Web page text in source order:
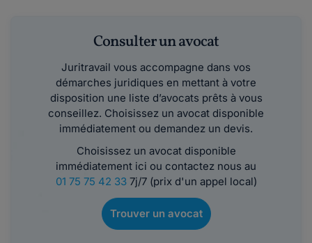
Consulter un avocat
Juritravail vous accompagne dans vos
démarches juridiques en mettant à votre
disposition une liste d’avocats prêts à vous
conseillez. Choisissez un avocat disponible
immédiatement ou demandez un devis.
Choisissez un avocat disponible
immédiatement ici ou contactez nous au
01 75 75 42 337j/7 (prix d'un appel local)
Trouver un avocat